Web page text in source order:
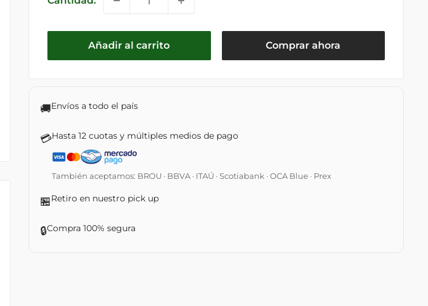
Añadir al carrito Comprar ahora
🚚Envíos a todo el país
💳Hasta 12 cuotas y múltiples medios de pago
También aceptamos: BROU · BBVA · ITAÚ · Scotiabank · OCA Blue · Prex
🏪Retiro en nuestro pick up
🔒Compra 100% segura